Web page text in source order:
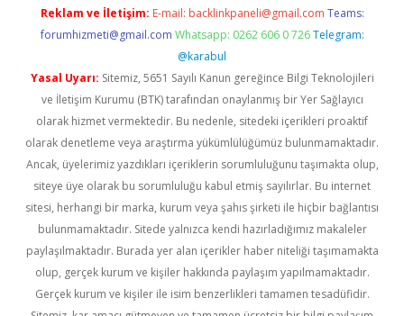
Reklam ve İletişim: E-mail: backlinkpaneli@gmail.com Teams:
forumhizmeti@gmail.com Whatsapp: 0262 606 0 726 Telegram:
@karabul
Yasal Uyarı: Sitemiz, 5651 Sayılı Kanun gereğince Bilgi Teknolojileri
ve İletişim Kurumu (BTK) tarafından onaylanmış bir Yer Sağlayıcı
olarak hizmet vermektedir. Bu nedenle, sitedeki içerikleri proaktif
olarak denetleme veya araştırma yükümlülüğümüz bulunmamaktadır.
Ancak, üyelerimiz yazdıkları içeriklerin sorumluluğunu taşımakta olup,
siteye üye olarak bu sorumluluğu kabul etmiş sayılırlar. Bu internet
sitesi, herhangi bir marka, kurum veya şahıs şirketi ile hiçbir bağlantısı
bulunmamaktadır. Sitede yalnızca kendi hazırladığımız makaleler
paylaşılmaktadır. Burada yer alan içerikler haber niteliği taşımamakta
olup, gerçek kurum ve kişiler hakkında paylaşım yapılmamaktadır.
Gerçek kurum ve kişiler ile isim benzerlikleri tamamen tesadüfidir.